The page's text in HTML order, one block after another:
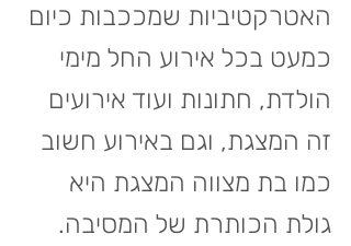
האטרקטיביות שמככבות כיום
כמעט בכל אירוע החל מימי
הולדת, חתונות ועוד אירועים
זה המצגת, וגם באירוע חשוב
כמו בת מצווה המצגת היא
גולת הכותרת של המסיבה.